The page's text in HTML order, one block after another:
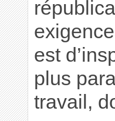
est
plus
travail,